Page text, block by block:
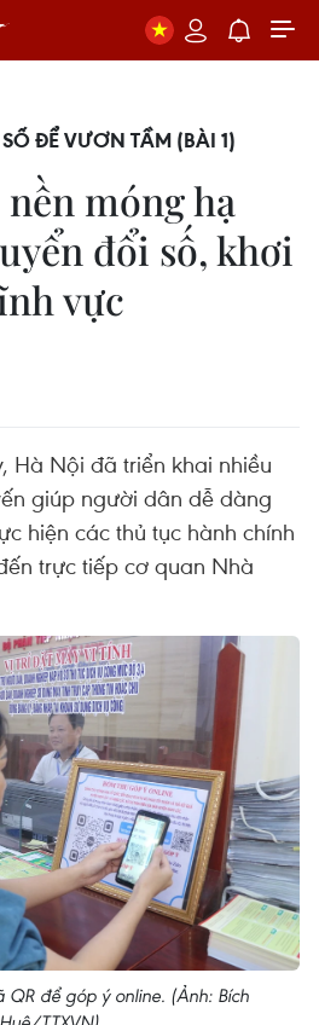
ĐỂ VƯƠN TẦM (BÀI 1)
móng hạ
đổi số, khơi
vực
Hà Nội đã triển khai nhiều
giúp người dân dễ dàng
hiện các thủ tục hành chính
trực tiếp cơ quan Nhà
để góp ý online. (Ảnh: Bích